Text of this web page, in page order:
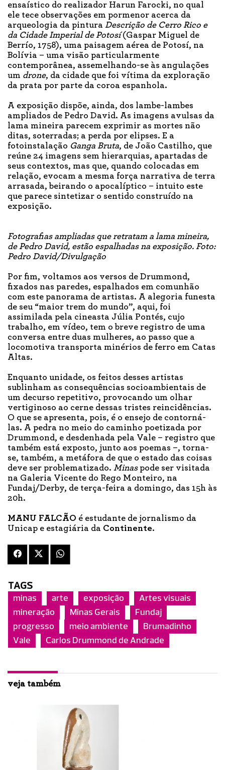
ensaístico do realizador Harun Farocki, no qual
ele tece observações em pormenor acerca da
arqueologia da pintura Descrição de Cerro Rico e
da Cidade Imperial de Potosí(Gaspar Miguel de
Berrío, 1758), uma paisagem aérea de Potosí, na
Bolívia – uma visão particularmente
contemporânea, assemelhando-se às angulações
um drone, da cidade que foi vítima da exploração
da prata por parte da coroa espanhola.
A exposição dispõe, ainda, dos lambe-lambes
ampliados de Pedro David. As imagens avulsas da
lama mineira parecem exprimir as mortes não
ditas, soterradas; a perda por elipses. E a
fotoinstalação Ganga Bruta, de João Castilho, que
reúne 24 imagens sem hierarquias, apartadas de
seus contextos, mas que, quando colocadas em
relação, evocam a mesma força narrativa de terra
arrasada, beirando o apocalíptico – intuito este
que parece sintetizar o sentido construído na
exposição.
Fotografias ampliadas que retratam a lama mineira,
de Pedro David, estão espalhadas na exposição. Foto:
Pedro David/Divulgação
Por fim, voltamos aos versos de Drummond,
fixados nas paredes, espalhados em comunhão
com este panorama de artistas. A alegoria funesta
de seu “maior trem do mundo”, aqui, foi
assimilada pela cineasta Júlia Pontés, cujo
trabalho, em vídeo, tem o breve registro de uma
conversa entre duas mulheres, ao passo que a
locomotiva transporta minérios de ferro em Catas
Altas.
Enquanto unidade, os feitos desses artistas
sublinham as consequências socioambientais de
um decurso repetitivo, provocando um olhar
vertiginoso ao cerne dessas tristes reincidências.
O que se apresenta, pois, é o ensejo de contorná-
las. A pedra no meio do caminho poetizada por
Drummond, e desdenhada pela Vale – registro que
também está exposto, junto aos poemas –, torna-
se, também, a metáfora de que o estado das coisas
deve ser problematizado. Minaspode ser visitada
na Galeria Vicente do Rego Monteiro, na
Fundaj/Derby, de terça-feira a domingo, das 15h às
20h.
MANU FALCÃO é estudante de jornalismo da
Unicap e estagiária da Continente.
TAGS
minas arte exposição
Artes visuais
mineração
Minas Gerais
Fundaj
progresso
meio ambiente
Brumadinho
Vale
Carlos Drummond de Andrade
veja também